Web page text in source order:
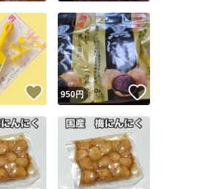
いいね！
950円